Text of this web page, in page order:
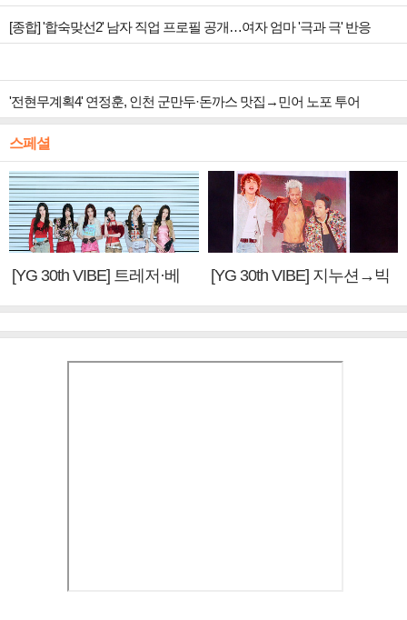
[종합] '합숙맞선2' 남자 직업 프로필 공개…여자 엄마 '극과 극' 반응
'전현무계획4' 연정훈, 인천 군만두·돈까스 맛집→민어 노포 투어
스페셜
[YG 30th VIBE] 트레저·베
[YG 30th VIBE] 지누션→빅